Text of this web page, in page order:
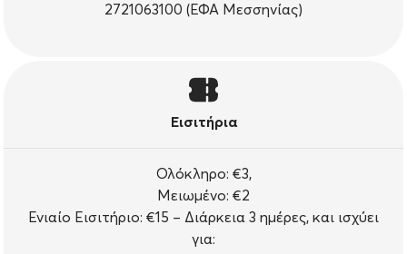
2721063100 (ΕΦΑ Μεσσηνίας)
Εισιτήρια
Ολόκληρο: €3,
Μειωμένο: €2
Ενιαίο Εισιτήριο: €15 – Διάρκεια 3 ημέρες, και ισχύει
για: